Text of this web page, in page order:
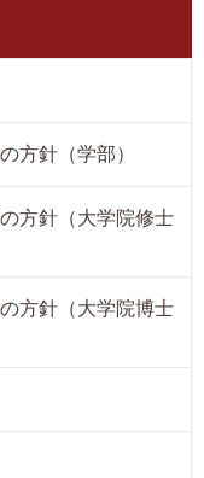
方針（学部）
方針（大学院修士
方針（大学院博士